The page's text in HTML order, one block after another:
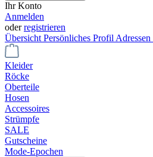
Ihr Konto
Anmelden
oderregistrieren
Übersicht Persönliches Profil Adressen
Kleider
Röcke
Oberteile
Hosen
Accessoires
Strümpfe
SALE
Gutscheine
Mode-Epochen